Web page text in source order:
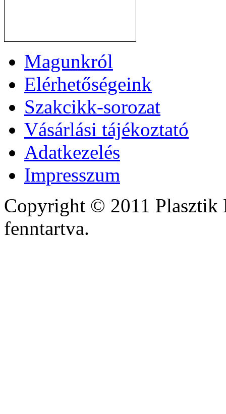
Magunkról
Elérhetőségeink
Szakcikk-sorozat
Vásárlási tájékoztató
Adatkezelés
Impresszum
Copyright © 2011
fenntartva.